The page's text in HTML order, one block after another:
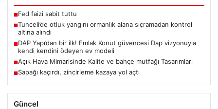
■Fed faizi sabit tuttu
■Tunceli’de otluk yangını ormanlık alana sıçramadan kontrol
altına alındı
■DAP Yapı’dan bir ilk! Emlak Konut güvencesi Dap vizyonuyla
kendi kendini ödeyen ev modeli
■Açık Hava Mimarisinde Kalite ve bahçe mutfağı Tasarımları
■Sapağı kaçırdı, zincirleme kazaya yol açtı
Güncel